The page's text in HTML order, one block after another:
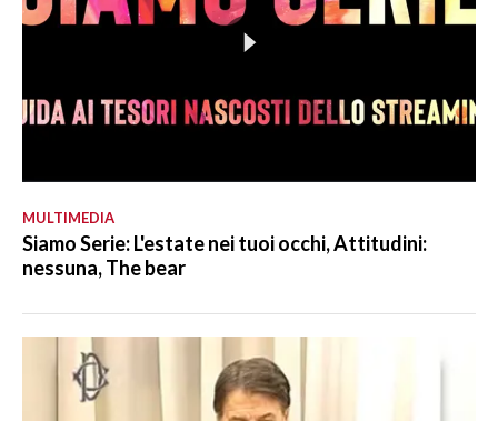
MULTIMEDIA
Siamo Serie: L'estate nei tuoi occhi, Attitudini:
nessuna, The bear